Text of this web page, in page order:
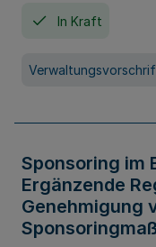
In Kraft
Sponsoring im
Ergänzende
Genehmigung